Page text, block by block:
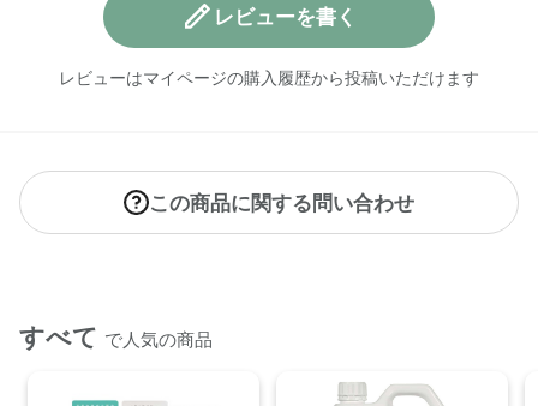
※店舗での取り扱いや詳しい在庫状況につきましては、各店舗
にお問い合わせください。
※発売日は予告なく変更する可能性がございます。予めご了承
ください。
商品によっては、お届けまで１～２週間かかる場合がござい
ますので予めご了承ください。
※代引き不可商品です。別の決済方法をご選択ください。
載と異なる場合がございます。
レビューを書く
レビューはマイページの購入履歴から投稿いただけます
この商品に関する問い合わせ
すべて で人気の商品